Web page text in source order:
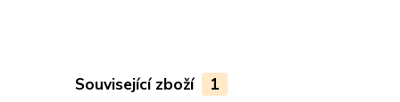
Související zboží 1